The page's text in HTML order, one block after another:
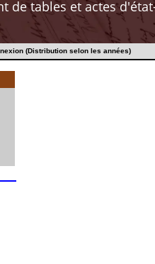
de tables et actes
(Distribution selon les années)